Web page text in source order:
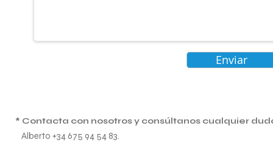
Enviar
* Contacta con nosotros y consúltanos cualquier
Alberto +34 675 94 54 83.